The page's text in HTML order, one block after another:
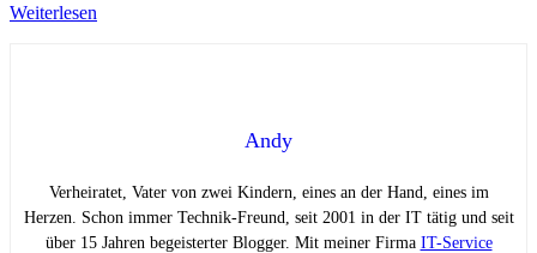
Weiterlesen
Andy
Verheiratet, Vater von zwei Kindern, eines an der Hand, eines im
Herzen. Schon immer Technik-Freund, seit 2001 in der IT tätig und seit
über 15 Jahren begeisterter Blogger. Mit meiner Firma IT-Service